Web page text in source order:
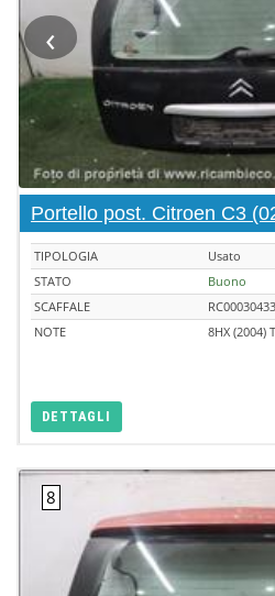
‹
Portello post. Citroen C3
TIPOLOGIA
Usato
STATO
Buono
SCAFFALE
NOTE
8HX (2004)
DETTAGLI